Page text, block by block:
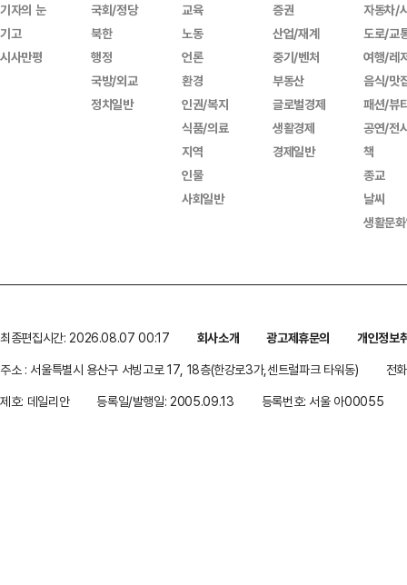
기자의 눈
기고
시사만평
국회/정당
북한
행정
국방/외교
정치일반
교육
노동
언론
환경
인권/복지
식품/의료
지역
인물
사회일반
증권
산업/재계
중기/벤처
부동산
글로벌경제
생활경제
경제일반
자동차/
도로/교
여행/레
음식/맛
패션/뷰
공연/전
책
종교
날씨
생활문
최종편집시간: 2026.08.07 00:17 회사소개 광고제휴문의
개인정보
주소 : 서울특별시 용산구 서빙고로 17, 18층(한강로3가,센트럴파크 타워동)
전
제호: 데일리안
등록일/발행일: 2005.09.13 등록번호: 서울 아00055